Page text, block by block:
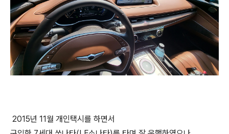
2015년 11월 개인택시를 하면서